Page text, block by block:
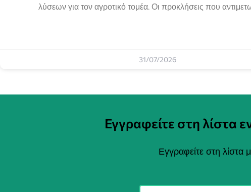
λύσεων για τον αγροτικό τομέα. Οι προκλήσεις που
31/07/2026
Εγγραφείτε στη λίστα
Εγγραφείτε στη λίστα